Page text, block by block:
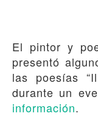
El pintor y
presentó
las poesías
durante un
información.